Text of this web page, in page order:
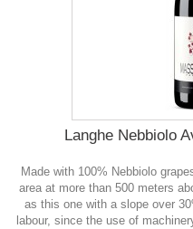
Langhe Nebbiolo
Made with 100% Nebbiolo
area at more than 500 meters
as this one with a slope over
labour, since the use of